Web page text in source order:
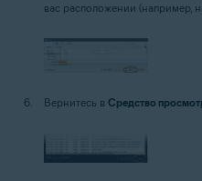
вас расположении (например,
Вернитесь в Средство